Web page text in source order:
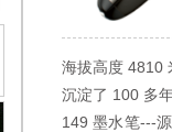
海拔高度 4810
沉淀了 100 多
149 墨水笔---